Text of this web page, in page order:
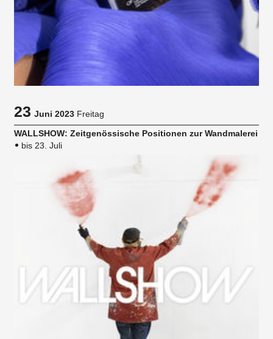
23Juni 2023 Freitag
WALLSHOW: Zeitgenössische Positionen zur Wandmalerei
bis 23. Juli